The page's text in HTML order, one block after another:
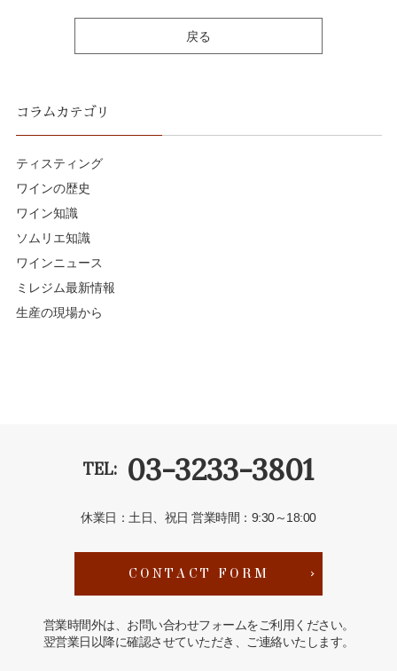
戻る
コラムカテゴリ
ティスティング
ワインの歴史
ワイン知識
ソムリエ知識
ワインニュース
ミレジム最新情報
生産の現場から
TEL: 03-3233-3801
休業日：土日、祝日営業時間：9:30～18:00
CONTACT FORM
営業時間外は、お問い合わせフォームをご利用ください。
翌営業日以降に確認させていただき、ご連絡いたします。